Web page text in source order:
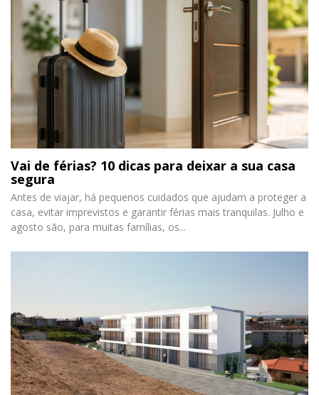
Vai de férias? 10 dicas para deixar a sua casa
segura
Antes de viajar, há pequenos cuidados que ajudam a proteger a
casa, evitar imprevistos e garantir férias mais tranquilas. Julho e
agosto são, para muitas famílias, os...